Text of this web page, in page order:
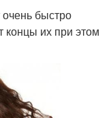
быстро
концы их при этом